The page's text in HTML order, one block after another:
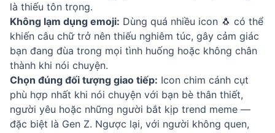
là thiếu tôn trọng.
Không lạm dụng emoji: Dùng quá nhiều icon 🐧 có thể
khiến câu chữ trở nên thiếu nghiêm túc, gây cảm giác
bạn đang đùa trong mọi tình huống hoặc không chân
thành khi nói chuyện.
Chọn đúng đối tượng giao tiếp: Icon chim cánh cụt
phù hợp nhất khi nói chuyện với bạn bè thân thiết,
người yêu hoặc những người bắt kịp trend meme —
đặc biệt là Gen Z. Ngược lại, với người không quen,